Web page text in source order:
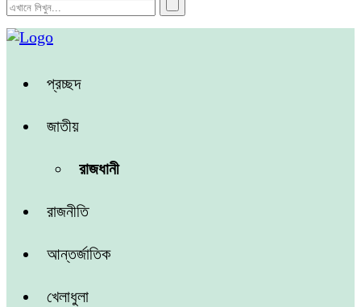
প্রচ্ছদ
জাতীয়
রাজধানী
রাজনীতি
আন্তর্জাতিক
খেলাধুলা